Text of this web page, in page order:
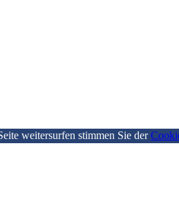
weitersurfen stimmen Sie der